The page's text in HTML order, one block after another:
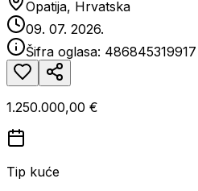
Opatija, Hrvatska
09. 07. 2026.
Šifra oglasa: 486845319917
1.250.000,00 €
Tip kuće